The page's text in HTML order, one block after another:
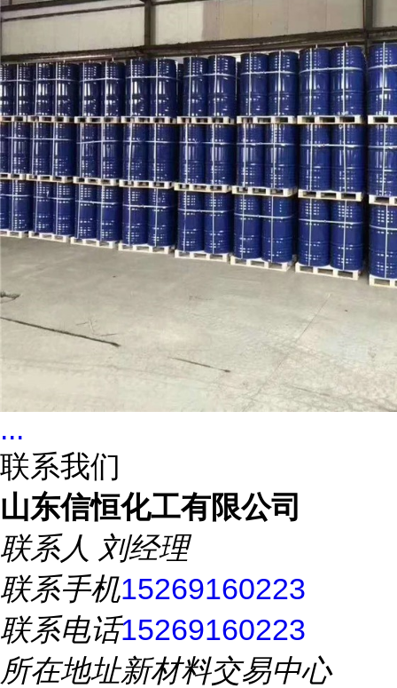
...
联系我们
山东信恒化工有限公司
联系人 刘经理
联系手机15269160223
联系电话15269160223
所在地址新材料交易中心